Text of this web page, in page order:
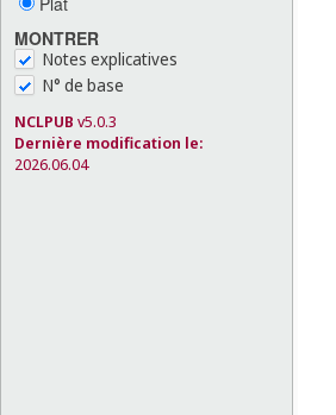
MONTRER
Notes explicatives
N° de base
NCLPUB v5.0.3
Dernière modification le:
2026.06.04